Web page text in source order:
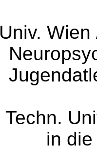
Univ. Wien
Techn.
in